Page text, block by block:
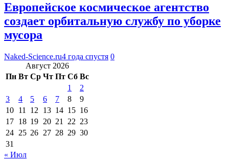
Европейское космическое агентство
создает орбитальную службу по уборке
мусора
Naked-Science.ru4 года спустя 0
Август 2026
Пн Вт Ср Чт Пт Сб Вс
1
2
3
4 5 6 7 8
9
10 11 12 13 14 15 16
17 18 19 20 21 22 23
24 25 26 27 28 29 30
31
« Июл